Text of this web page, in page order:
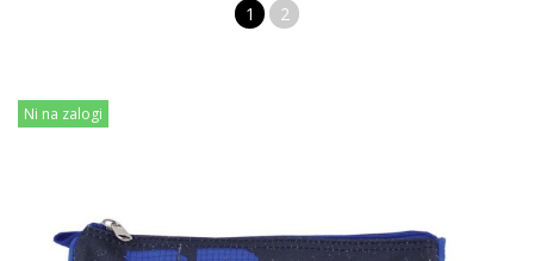
1 2
Ni na zalogi